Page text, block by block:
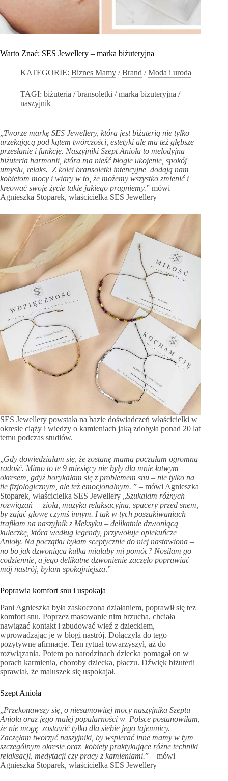
Warto Znać: SES Jewellery – marka biżuteryjna
KATEGORIE: Biznes Mamy /Brand /Moda i uroda
TAGI: biżuteria /bransoletki /marka bizuteryjna /
naszyjnik
„Tworze markę SES Jewellery, która jest biżuterią nie tylko
urzekającą pod kątem twórczości, estetyki ale ma też głębsze
przesłanie i funkcję. Naszyjniki Szept Anioła to melodyjna
biżuteria harmonii, która ma nieść błogie ukojenie, spokój
umysłu, relaks. Z kolei bransoletki intencyjne dodają nam
kobietom mocy i wiary w to, że możemy wszystko zmienić i
kreować swoje życie takie jakiego pragniemy.” mówi
Agnieszka Stoparek, właścicielka SES Jewellery
SES Jewellery powstała na bazie doświadczeń właścicielki w
okresie ciąży i wiedzy o kamieniach jaką zdobyła ponad 20 lat
temu podczas studiów.
„Gdy dowiedziałam się, że zostanę mamą poczułam ogromną
radość. Mimo to te 9 miesięcy nie były dla mnie łatwym
okresem, gdyż borykałam się z problemem snu – nie tylko na
tle fizjologicznym, ale też emocjonalnym. ” – mówi Agnieszka
Stoparek, właścicielka SES Jewellery „Szukałam różnych
rozwiązań – zioła, muzyka relaksacyjna, spacery przed snem,
by zająć głowę czymś innym. I tak w tych poszukiwaniach
trafiłam na naszyjnik z Meksyku – delikatnie dzwoniącą
kuleczkę, która według legendy, przywołuje opiekuńcze
Anioły. Na początku byłam sceptycznie do niej nastawiona –
no bo jak dzwoniąca kulka miałaby mi pomóc? Nosiłam go
codziennie, a jego delikatne dzwonienie zaczęło poprawiać
mój nastrój, byłam spokojniejsza.”
Poprawia komfort snu i uspokaja
Pani Agnieszka była zaskoczona działaniem, poprawił się tez
komfort snu. Poprzez masowanie nim brzucha, chciała
nawiązać kontakt i zbudować wieź z dzieckiem,
wprowadzając je w błogi nastrój. Dołączyła do tego
pozytywne afirmacje. Ten rytuał towarzyszył, aż do
rozwiązania. Potem po narodzinach dziecka pomagał on w
porach karmienia, choroby dziecka, płaczu. Dźwięk biżuterii
sprawiał, że maluszek się uspokajał.
Szept Anioła
„Przekonawszy się, o niesamowitej mocy naszyjnika Szeptu
Anioła oraz jego małej popularności w Polsce postanowiłam,
że nie mogę zostawić tylko dla siebie jego tajemnicy.
Zaczęłam tworzyć naszyjniki, by wspierać inne mamy w tym
szczególnym okresie oraz kobiety praktykujące różne techniki
relaksacji, medytacji czy pracy z kamieniami.” – mówi
Agnieszka Stoparek, właścicielka SES Jewellery